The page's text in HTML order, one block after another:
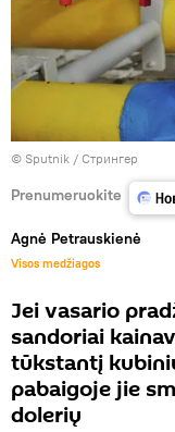
© Sputnik / Стрингер
Prenumeruokite
Agnė Petrauskienė
Visos medžiagos
Jei vasario
sandoriai
tūkstantį
pabaigoje jie
dolerių